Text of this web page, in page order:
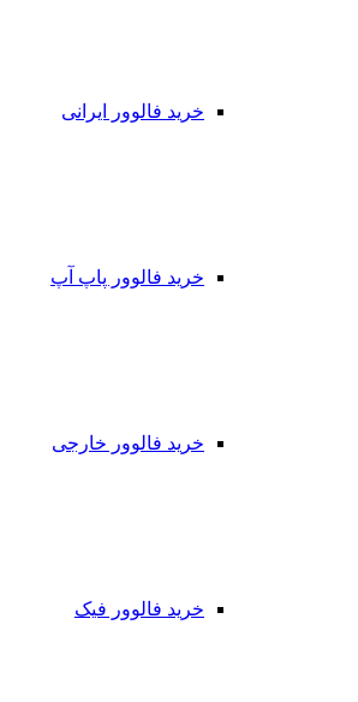
خرید فالوور ایرانی
خرید فالوور پاپ آپ
خرید فالوور خارجی
خرید فالوور فیک